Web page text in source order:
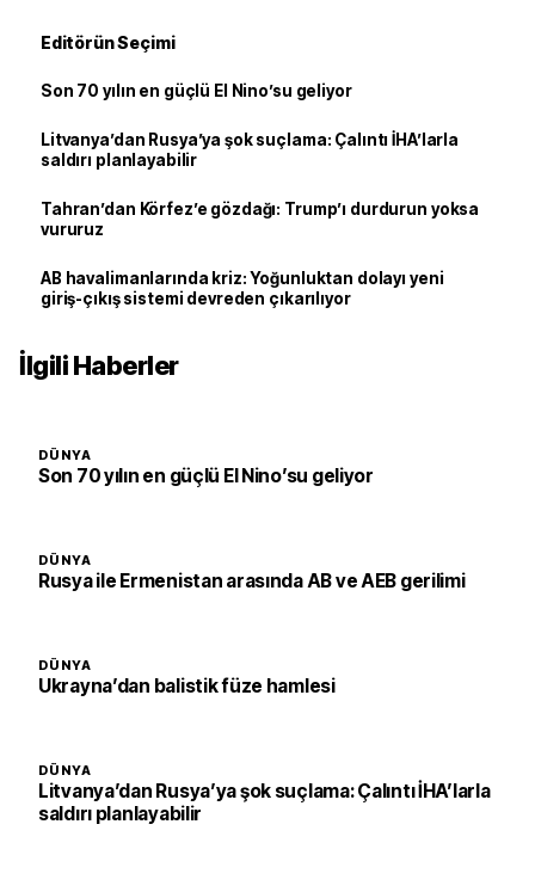
Editörün Seçimi
Son 70 yılın en güçlü El Nino’su geliyor
Litvanya’dan Rusya’ya şok suçlama: Çalıntı İHA’larla
saldırı planlayabilir
Tahran’dan Körfez’e gözdağı: Trump’ı durdurun yoksa
vururuz
AB havalimanlarında kriz: Yoğunluktan dolayı yeni
giriş-çıkış sistemi devreden çıkarılıyor
İlgili Haberler
DÜNYA
Son 70 yılın en güçlü El Nino’su geliyor
DÜNYA
Rusya ile Ermenistan arasında AB ve AEB gerilimi
DÜNYA
Ukrayna’dan balistik füze hamlesi
DÜNYA
Litvanya’dan Rusya’ya şok suçlama: Çalıntı İHA’larla
saldırı planlayabilir